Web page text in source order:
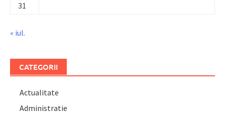
31
« iul.
CATEGORII
Actualitate
Administratie